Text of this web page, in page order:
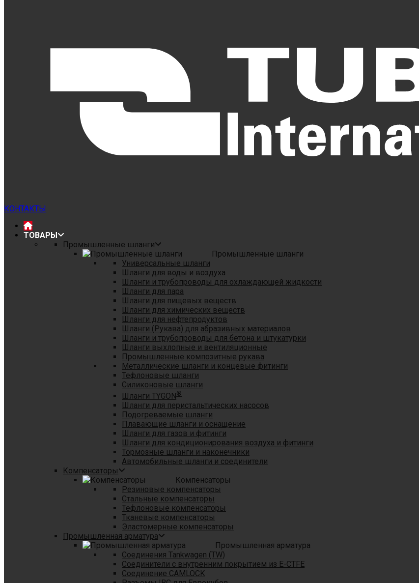
КОНТАКТЫ
ТОВАРЫ
Промышленные шланги
Промышленные шланги
Универсальные шланги
Шланги для воды и воздуха
Шланги и трубопроводы для охлаждающей жидкости
Шланги для пара
Шланги для пищевых веществ
Шланги для химических веществ
Шланги для нефтепродуктов
Шланги (Рукава) для абразивных материалов
Шланги и трубопроводы для бетона и штукатурки
Шланги выхлопные и вентиляционные
Промышленные композитные рукава
Металлические шланги и концевые фитинги
Тефлоновые шланги
Силиконовые шланги
Шланги TYGON®
Шланги для перистальтических насосов
Подогреваемые шланги
Плавающие шланги и оснащение
Шланги для газов и фитинги
Шланги для кондиционирования воздуха и фитинги
Тормозные шланги и наконечники
Автомобильные шланги и соединители
Компенсаторы
Компенсаторы
Резиновые компенсаторы
Стальные компенсаторы
Тефлоновые компенсаторы
Тканевые компенсаторы
Эластомерные компенсаторы
Промышленная арматура
Промышленная арматура
Соединения Tankwagen (TW)
Соединители с внутренним покрытием из E-CTFE
Соединение CAMLOCK